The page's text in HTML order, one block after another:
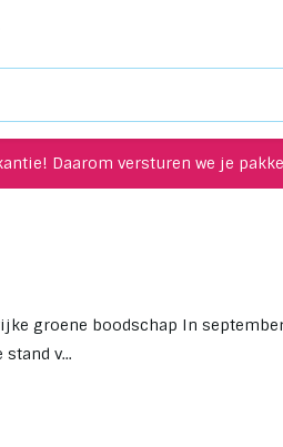
Daarom versturen we je
groene boodschap In
v...